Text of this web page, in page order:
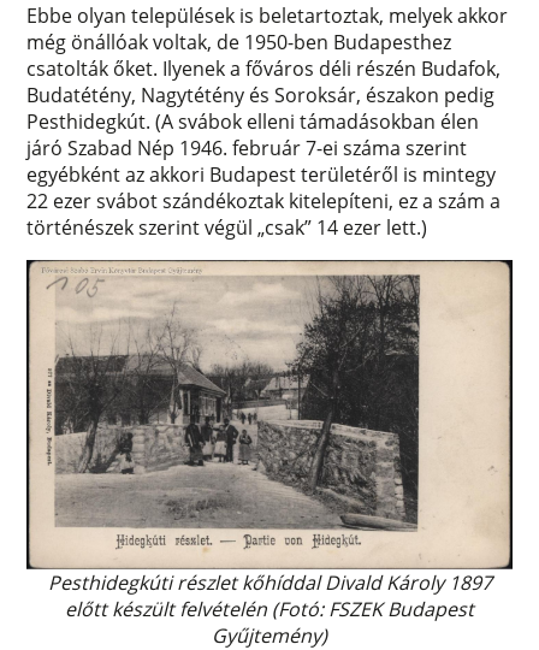
Ebbe olyan települések is beletartoztak, melyek akkor
még önállóak voltak, de 1950-ben Budapesthez
csatolták őket. Ilyenek a főváros déli részén Budafok,
Budatétény, Nagytétény és Soroksár, északon pedig
Pesthidegkút. (A svábok elleni támadásokban élen
járó Szabad Nép 1946. február 7-ei száma szerint
egyébként az akkori Budapest területéről is mintegy
22 ezer svábot szándékoztak kitelepíteni, ez a szám a
történészek szerint végül „csak” 14 ezer lett.)
Pesthidegkúti részlet kőhíddal Divald Károly 1897
előtt készült felvételén (Fotó: FSZEK Budapest
Gyűjtemény)